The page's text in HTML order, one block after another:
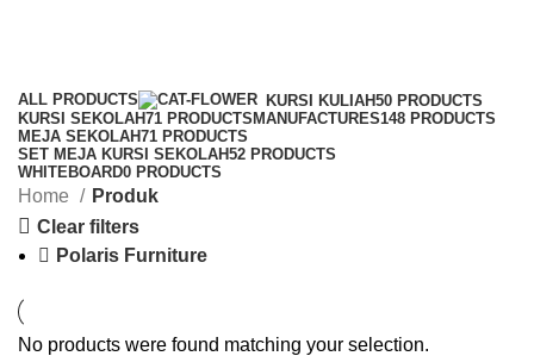
ALL PRODUCTS KURSI KULIAH50 PRODUCTS
KURSI SEKOLAH71 PRODUCTS MANUFACTURES148 PRODUCTS
MEJA SEKOLAH71 PRODUCTS
SET MEJA KURSI SEKOLAH52 PRODUCTS
WHITEBOARD0 PRODUCTS
Home
Produk
Clear filters
Polaris Furniture
No products were found matching your selection.